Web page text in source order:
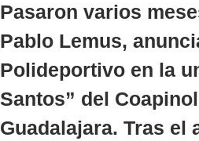
Pasaron varios
Pablo Lemus,
Polideportivo en la
Santos” del
Guadalajara. Tras el